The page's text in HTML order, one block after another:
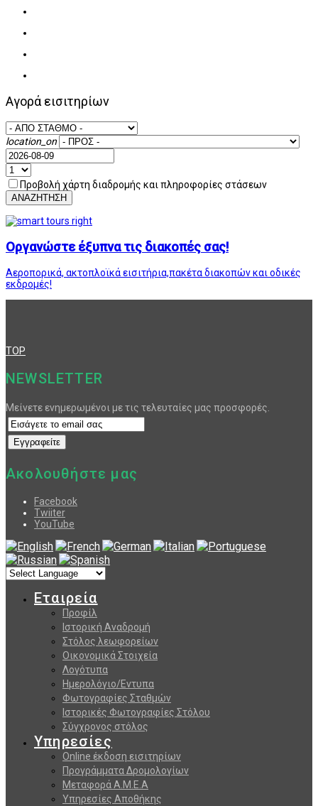
Αγορά εισιτηρίων
location_on
Προβολή χάρτη διαδρομής και πληροφορίες στάσεων
ΑΝΑΖΗΤΗΣΗ
Οργανώστε έξυπνα τις διακοπές σας!
Αεροπορικά, ακτοπλοϊκά εισιτήρια,πακέτα διακοπών και οδικές
εκδρομές!
TOP
NEWSLETTER
Μείνετε ενημερωμένοι με τις τελευταίες μας προσφορές.
Ακολουθήστε μας
Facebook
Twiiter
YouTube
Εταιρεία
Προφίλ
Ιστορική Αναδρομή
Στόλος λεωφορείων
Οικονομικά Στοιχεία
Λογότυπα
Ημερολόγιο/Εντυπα
Φωτογραφίες Σταθμών
Ιστορικές Φωτογραφίες Στόλου
Σύγχρονος στόλος
Υπηρεσίες
Online έκδοση εισιτηρίων
Προγράμματα Δρομολογίων
Μεταφορά Α.Μ.Ε.Α
Υπηρεσίες Αποθήκης